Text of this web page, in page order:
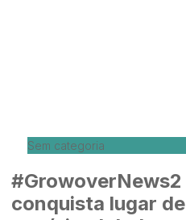
Sem categoria
#GrowoverNews2
conquista lugar